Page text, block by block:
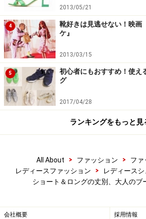
4. デニムパンツ×ロングブー
エコレザー×ボア素材が使用されたト
ジャケットに、「UNIQLO（ユニクロ
ムパンツは、ロングブーツにINして、
2013/05/21
4
靴好きは見逃せない！映画
ケ』
2013/03/15
5
初心者にもおすすめ！使え
グ
2017/04/28
ランキングをもっと見
All About > ファッション > ファ
レディースファッション
> レディース
ショート＆ロングの丈別、大人のブ
会社概要 採用情報